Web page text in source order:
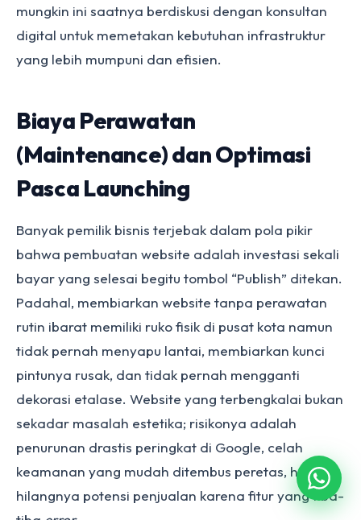
mungkin ini saatnya berdiskusi dengan konsultan
digital untuk memetakan kebutuhan infrastruktur
yang lebih mumpuni dan efisien.
Biaya Perawatan
(Maintenance) dan Optimasi
Pasca Launching
Banyak pemilik bisnis terjebak dalam pola pikir
bahwa pembuatan website adalah investasi sekali
bayar yang selesai begitu tombol “Publish” ditekan.
Padahal, membiarkan website tanpa perawatan
rutin ibarat memiliki ruko fisik di pusat kota namun
tidak pernah menyapu lantai, membiarkan kunci
pintunya rusak, dan tidak pernah mengganti
dekorasi etalase. Website yang terbengkalai bukan
sekadar masalah estetika; risikonya adalah
penurunan drastis peringkat di Google, celah
keamanan yang mudah ditembus peretas, hingga
hilangnya potensi penjualan karena fitur yang tiba-